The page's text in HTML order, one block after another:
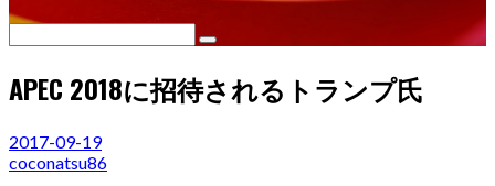
コ
ン
ン
ツ
APEC 2018に招待されるトランプ氏
2017-09-19
coconatsu86